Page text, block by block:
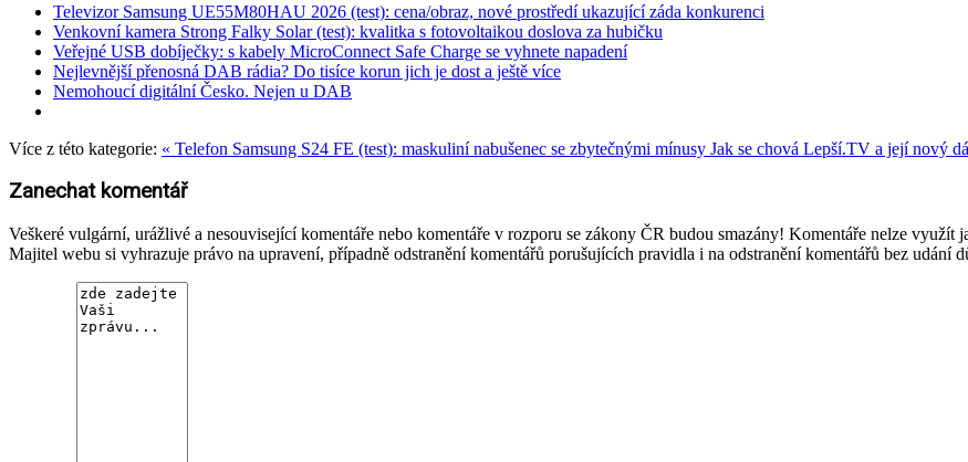
Televizor Samsung UE55M80HAU 2026 (test): cena/obraz, nové prostředí ukazující záda konkurenci
Venkovní kamera Strong Falky Solar (test): kvalitka s fotovoltaikou doslova za hubičku
Veřejné USB dobíječky: s kabely MicroConnect Safe Charge se vyhnete napadení
Nejlevnější přenosná DAB rádia? Do tisíce korun jich je dost a ještě více
Nemohoucí digitální Česko. Nejen u DAB
Více z této kategorie: « Telefon Samsung S24 FE (test): maskuliní nabušenec se zbytečnými mínusy Jak se chová Lepší.TV a její nový
Zanechat komentář
Veškeré vulgární, urážlivé a nesouvisející komentáře nebo komentáře v rozporu se zákony ČR budou smazány! Komentáře nelze
Majitel webu si vyhrazuje právo na upravení, případně odstranění komentářů porušujících pravidla i na odstranění komentářů bez udání